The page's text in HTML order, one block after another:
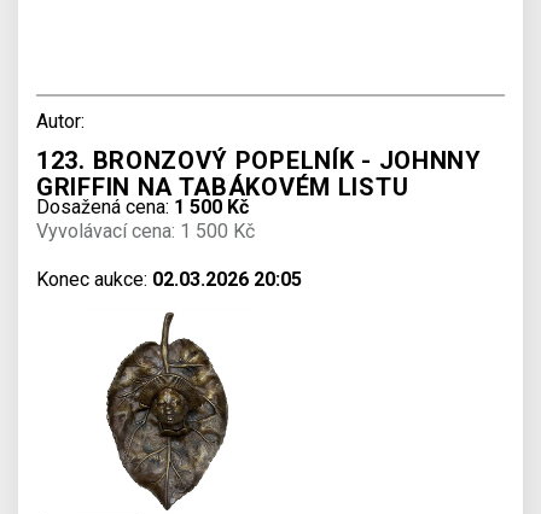
Autor:
123. BRONZOVÝ POPELNÍK - JOHNNY
GRIFFIN NA TABÁKOVÉM LISTU
Dosažená cena: 1 500 Kč
Vyvolávací cena: 1 500 Kč
Konec aukce: 02.03.2026 20:05